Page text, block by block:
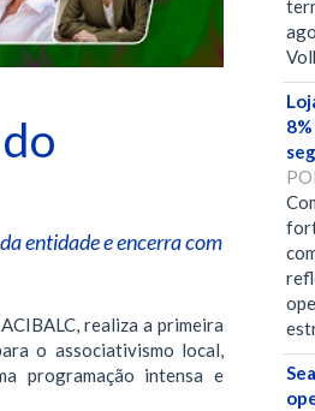
entidade e encerra com
realiza a primeira
o associativismo local,
programação intensa e